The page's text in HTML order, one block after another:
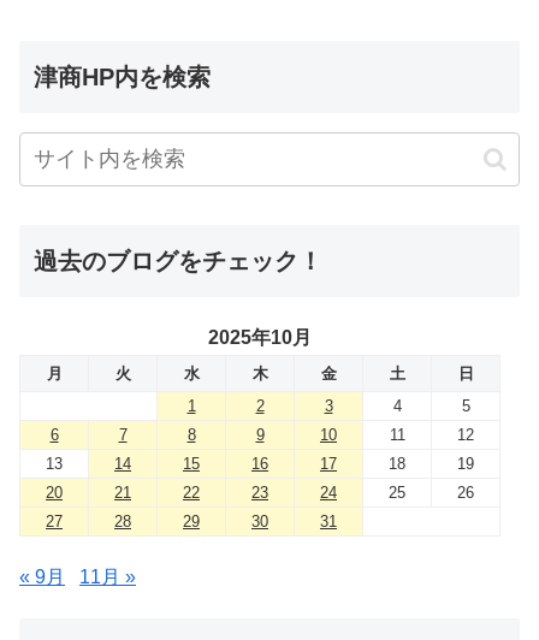
津商HP内を検索
過去のブログをチェック！
2025年10月
月 火 水 木 金 土
日
1
2 3 4
5
6
7 8 9 10 11
12
13
14 15 16 17 18
19
20
21 22 23 24 25
26
27
28 29 30 31
« 9月 11月 »